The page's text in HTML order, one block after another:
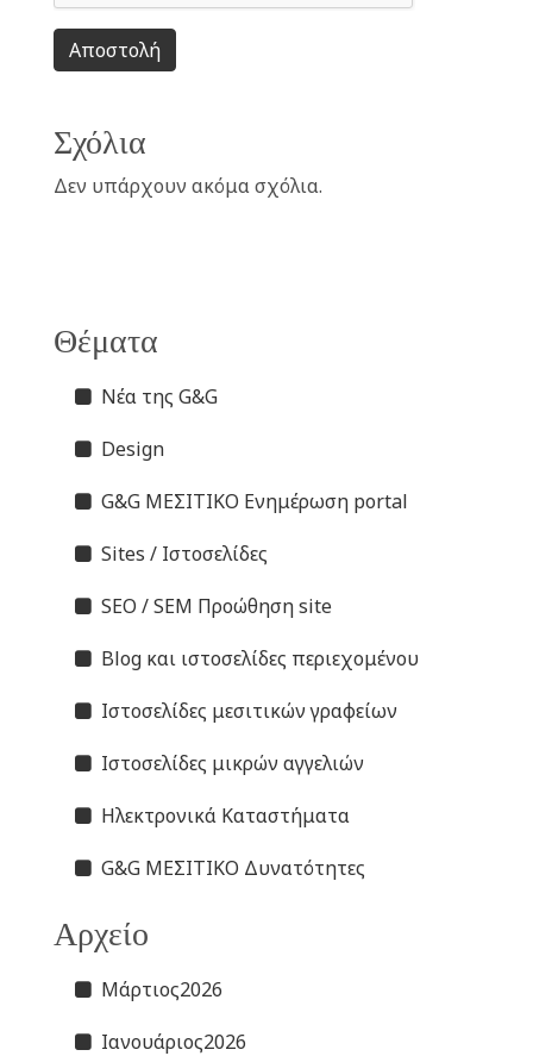
Αποστολή
Σχόλια
Δεν υπάρχουν ακόμα σχόλια.
Θέματα
Νέα της G&G
Design
G&G ΜΕΣΙΤΙΚΟ Ενημέρωση portal
Sites / Ιστοσελίδες
SEO / SEM Προώθηση site
Blog και ιστοσελίδες περιεχομένου
Ιστοσελίδες μεσιτικών γραφείων
Ιστοσελίδες μικρών αγγελιών
Ηλεκτρονικά Καταστήματα
G&G ΜΕΣΙΤΙΚΟ Δυνατότητες
Αρχείο
Μάρτιος2026
Ιανουάριος2026